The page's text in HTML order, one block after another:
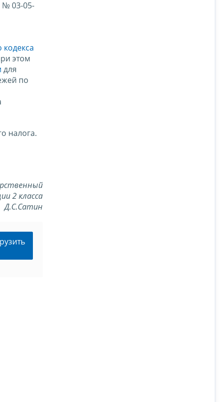
№ 03-05-
кодекса
этом
для
по
налога.
2 класса
Д.С.Сатин